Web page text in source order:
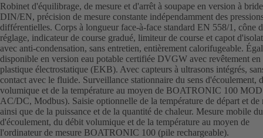
Robinet d'équilibrage, de mesure et d'arrêt à soupape en version à
DIN/EN, précision de mesure constante indépendamment des
différentielles. Corps à longueur face-à-face standard EN 558/1, cône
réglage, indicateur de course gradué, limiteur de course et capot
avec anti-condensation, sans entretien, entièrement calorifugeable.
disponible en version eau potable certifiée DVGW avec revêtement en
plastique électrostatique (EKB). Avec capteurs à ultrasons intégrés,
contact avec le fluide. Surveillance stationnaire du sens d'écoulement,
volumique et de la température au moyen de BOATRONIC 100
AC/DC, Modbus). Saisie optionnelle de la température de départ et de
ainsi que de la puissance et de la quantité de chaleur. Mesure mobile
d'écoulement, du débit volumique et de la température au moyen de
l'ordinateur de mesure BOATRONIC 100 (pile rechargeable).